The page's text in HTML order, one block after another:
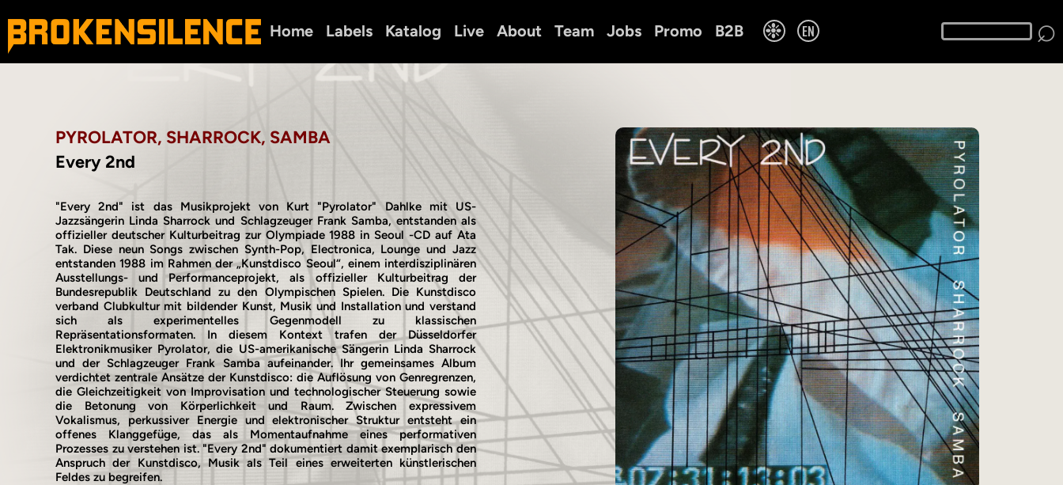
Home Labels Katalog Live About Team Jobs Promo B2B ❉ EN ⌕
PYROLATOR, SHARROCK, SAMBA
Every 2nd
"Every 2nd" ist das Musikprojekt von Kurt "Pyrolator" Dahlke mit US-
Jazzsängerin Linda Sharrock und Schlagzeuger Frank Samba, entstanden als
offizieller deutscher Kulturbeitrag zur Olympiade 1988 in Seoul -CD auf Ata
Tak. Diese neun Songs zwischen Synth-Pop, Electronica, Lounge und Jazz
entstanden 1988 im Rahmen der „Kunstdisco Seoul“, einem interdisziplinären
Ausstellungs- und Performanceprojekt, als offizieller Kulturbeitrag der
Bundesrepublik Deutschland zu den Olympischen Spielen. Die Kunstdisco
verband Clubkultur mit bildender Kunst, Musik und Installation und verstand
sich als experimentelles Gegenmodell zu klassischen
Repräsentationsformaten. In diesem Kontext trafen der Düsseldorfer
Elektronikmusiker Pyrolator, die US-amerikanische Sängerin Linda Sharrock
und der Schlagzeuger Frank Samba aufeinander. Ihr gemeinsames Album
verdichtet zentrale Ansätze der Kunstdisco: die Auflösung von Genregrenzen,
die Gleichzeitigkeit von Improvisation und technologischer Steuerung sowie
die Betonung von Körperlichkeit und Raum. Zwischen expressivem
Vokalismus, perkussiver Energie und elektronischer Struktur entsteht ein
offenes Klanggefüge, das als Momentaufnahme eines performativen
Prozesses zu verstehen ist. "Every 2nd" dokumentiert damit exemplarisch den
Anspruch der Kunstdisco, Musik als Teil eines erweiterten künstlerischen
Feldes zu begreifen.